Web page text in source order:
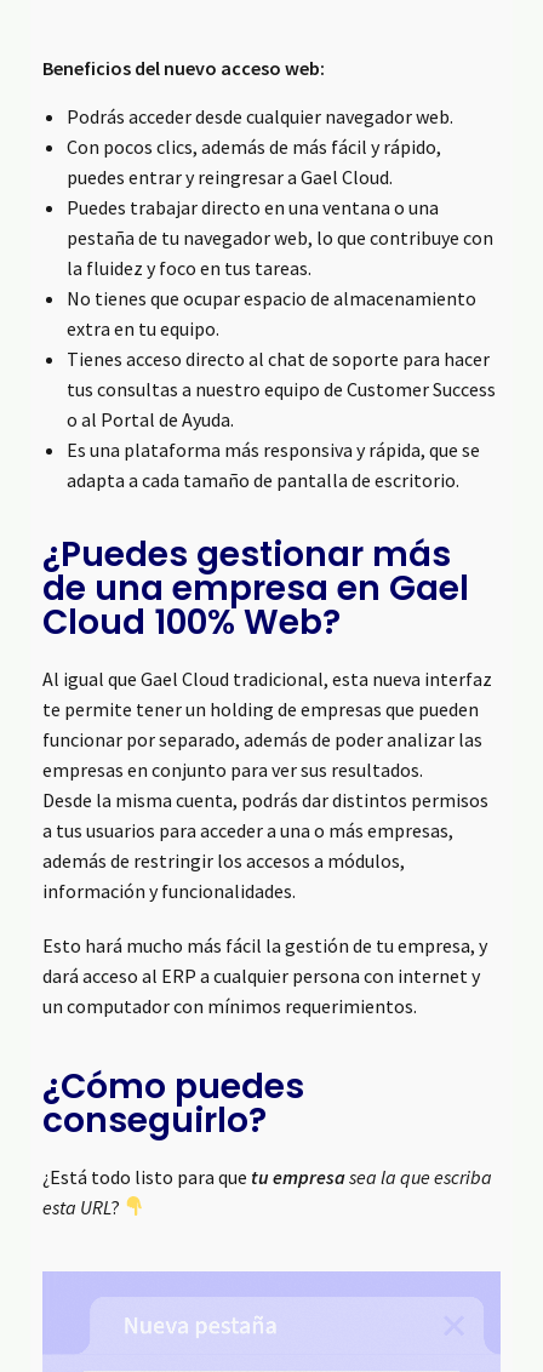
Beneficios del nuevo acceso web:
Podrás acceder desde cualquier navegador web.
Con pocos clics, además de más fácil y rápido,
puedes entrar y reingresar a Gael Cloud.
Puedes trabajar directo en una ventana o una
pestaña de tu navegador web, lo que contribuye con
la fluidez y foco en tus tareas.
No tienes que ocupar espacio de almacenamiento
extra en tu equipo.
Tienes acceso directo al chat de soporte para hacer
tus consultas a nuestro equipo de Customer Success
o al Portal de Ayuda.
Es una plataforma más responsiva y rápida, que se
adapta a cada tamaño de pantalla de escritorio.
¿Puedes gestionar más
de una empresa en Gael
Cloud 100% Web?
Al igual que Gael Cloud tradicional, esta nueva interfaz
te permite tener un holding de empresas que pueden
funcionar por separado, además de poder analizar las
empresas en conjunto para ver sus resultados.
Desde la misma cuenta, podrás dar distintos permisos
a tus usuarios para acceder a una o más empresas,
además de restringir los accesos a módulos,
información y funcionalidades.
Esto hará mucho más fácil la gestión de tu empresa, y
dará acceso al ERP a cualquier persona con internet y
un computador con mínimos requerimientos.
¿Cómo puedes
conseguirlo?
¿Está todo listo para que tu empresasea la que escriba
esta URL?